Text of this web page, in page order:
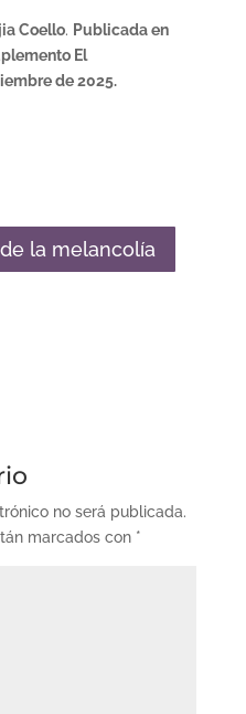
Coello. Publicada en
El
de 2025.
la melancolía
no será publicada.
marcados con *